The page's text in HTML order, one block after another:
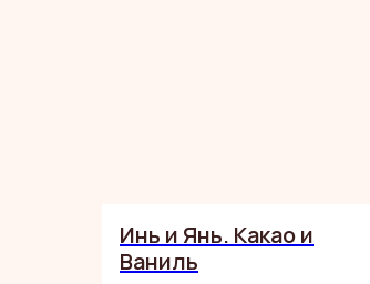
Инь и Янь. Какао и
Ваниль